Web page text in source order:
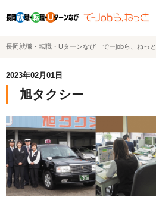
ホーム
イベント情報
企業・求人情報
サポートデスクの紹介
お問い合わせ
長岡就職・転職・Uターンなび｜でーjobら、ねっと
2023年02月01日
旭タクシー